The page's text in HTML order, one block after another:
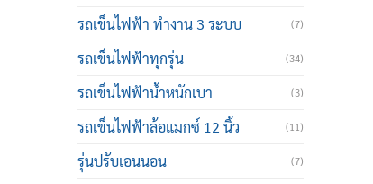
รถเข็นไฟฟ้า ทำงาน 3 ระบบ (7)
รถเข็นไฟฟ้าทุกรุ่น (34)
รถเข็นไฟฟ้าน้ำหนักเบา (3)
รถเข็นไฟฟ้าล้อแมกซ์ 12 นิ้ว (11)
รุ่นปรับเอนนอน (7)